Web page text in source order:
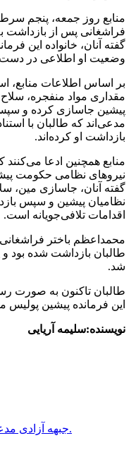
منابع روز جمعه، پنجم
فراشغانی پس از بازداشت
گفته آنان، خانواده این
وضعیت او اطلاعی در دست
بر اساس اطلاعات منابع،
مقداری مواد منفجره،
پیشین جاسازی کرده و
مدعی‌اند که طالبان با
بازداشت او کرده‌اند.
منابع همچنین ادعا
نیروهای نظامی حکومت
گفته آنان، جاسازی مین،
نظامیان پیشین و سپس
اقدامات تلافی‌جویانه است.
محمداعظم باختر
طالبان بازداشت شده بود
شد.
طالبان تاکنون به صورت
این فرمانده پیشین پولیس
نویسنده:سلیمه آریایی
جبهه آزادى مدعى حمله راكتى به ميدان هوايى قندز شد.